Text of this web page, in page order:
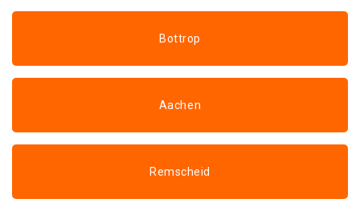
Bottrop
Aachen
Remscheid